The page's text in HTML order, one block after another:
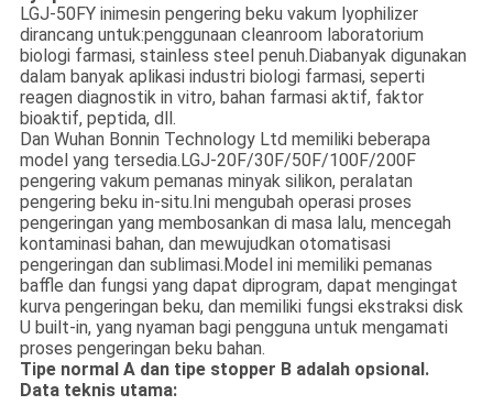
LGJ-50FY inimesin pengering beku vakum lyophilizer
dirancang untuk:penggunaan cleanroom laboratorium
biologi farmasi, stainless steel penuh.Diabanyak digunakan
dalam banyak aplikasi industri biologi farmasi, seperti
reagen diagnostik in vitro, bahan farmasi aktif, faktor
bioaktif, peptida, dll.
Dan Wuhan Bonnin Technology Ltd memiliki beberapa
model yang tersedia.LGJ-20F/30F/50F/100F/200F
pengering vakum pemanas minyak silikon, peralatan
pengering beku in-situ.Ini mengubah operasi proses
pengeringan yang membosankan di masa lalu, mencegah
kontaminasi bahan, dan mewujudkan otomatisasi
pengeringan dan sublimasi.Model ini memiliki pemanas
baffle dan fungsi yang dapat diprogram, dapat mengingat
kurva pengeringan beku, dan memiliki fungsi ekstraksi disk
U built-in, yang nyaman bagi pengguna untuk mengamati
proses pengeringan beku bahan.
Tipe normal A dan tipe stopper B adalah opsional.
Data teknis utama: